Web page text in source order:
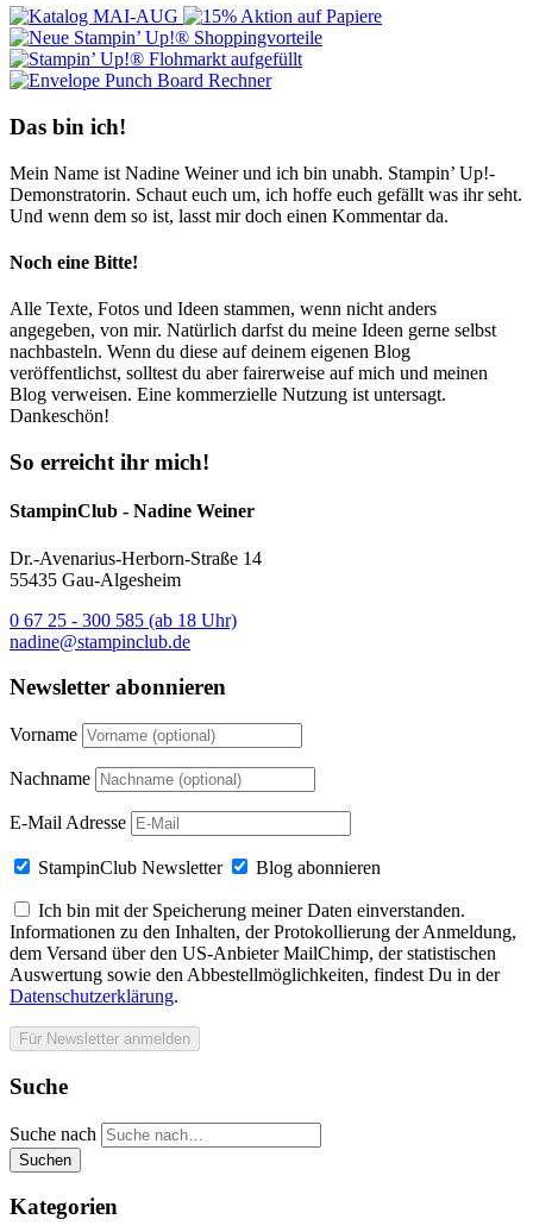
Das bin ich!
Mein Name ist Nadine Weiner und ich bin unabh. Stampin’ Up!-
Demonstratorin. Schaut euch um, ich hoffe euch gefällt was ihr seht.
Und wenn dem so ist, lasst mir doch einen Kommentar da.
Noch eine Bitte!
Alle Texte, Fotos und Ideen stammen, wenn nicht anders
angegeben, von mir. Natürlich darfst du meine Ideen gerne selbst
nachbasteln. Wenn du diese auf deinem eigenen Blog
veröffentlichst, solltest du aber fairerweise auf mich und meinen
Blog verweisen. Eine kommerzielle Nutzung ist untersagt.
Dankeschön!
So erreicht ihr mich!
StampinClub - Nadine Weiner
Dr.-Avenarius-Herborn-Straße 14
55435 Gau-Algesheim
0 67 25 - 300 585 (ab 18 Uhr)
nadine@stampinclub.de
Newsletter abonnieren
Vorname
Nachname
E-Mail Adresse
StampinClub Newsletter Blog abonnieren
Ich bin mit der Speicherung meiner Daten einverstanden.
Informationen zu den Inhalten, der Protokollierung der Anmeldung,
dem Versand über den US-Anbieter MailChimp, der statistischen
Auswertung sowie den Abbestellmöglichkeiten, findest Du in der
Datenschutzerklärung.
Suche
Suche nach
Suchen
Kategorien